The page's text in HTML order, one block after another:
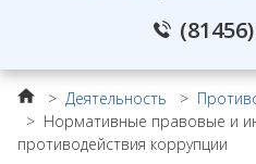
> Деятельность >
> Нормативные правовые и
противодействия коррупции